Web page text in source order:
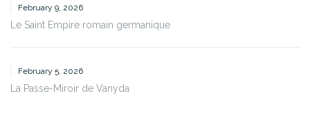
February 9, 2026
Le Saint Empire romain germanique
February 5, 2026
La Passe-Miroir de Vanyda